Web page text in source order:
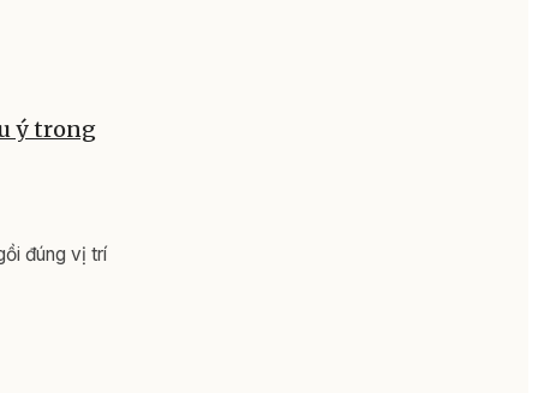
ý trong
đúng vị trí